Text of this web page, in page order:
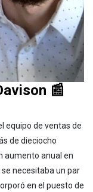
📰
equipo de ventas de
de dieciocho
aumento anual en
necesitaba un par
en el puesto de